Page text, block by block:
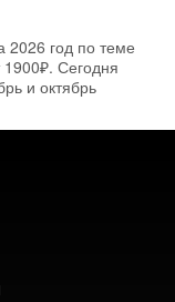
2026 год по теме
Сегодня
и октябрь